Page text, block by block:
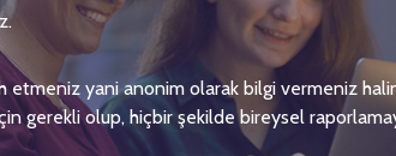
yani anonim olarak bilgi vermeniz
gerekli olup, hiçbir şekilde bireysel